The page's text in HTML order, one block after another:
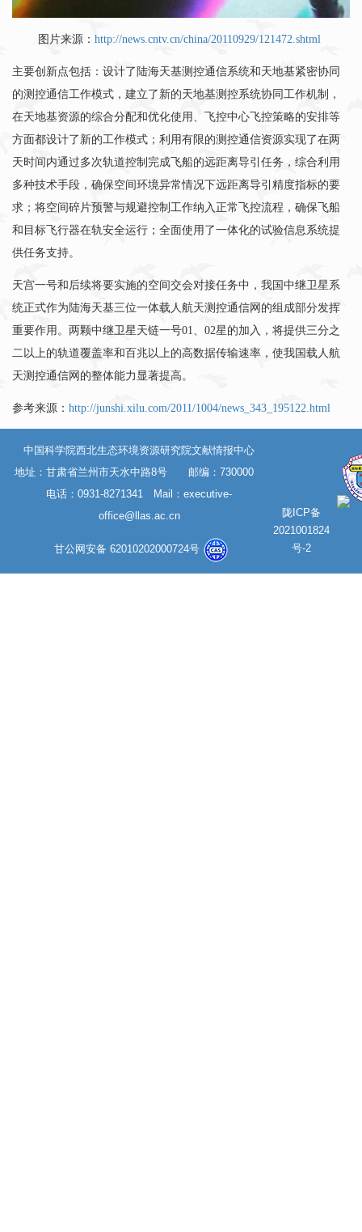
图片来源： http://news.cntv.cn/china/20110929/121472.shtml
主要创新点包括：设计了陆海天基测控通信系统和天地基紧密协同
的测控通信工作模式，建立了新的天地基测控系统协同工作机制，
在天地基资源的综合分配和优化使用、飞控中心飞控策略的安排等
方面都设计了新的工作模式；利用有限的测控通信资源实现了在两
天时间内通过多次轨道控制完成飞船的远距离导引任务，综合利用
多种技术手段，确保空间环境异常情况下远距离导引精度指标的要
求；将空间碎片预警与规避控制工作纳入正常飞控流程，确保飞船
和目标飞行器在轨安全运行；全面使用了一体化的试验信息系统提
供任务支持。
天宫一号和后续将要实施的空间交会对接任务中，我国中继卫星系
统正式作为陆海天基三位一体载人航天测控通信网的组成部分发挥
重要作用。两颗中继卫星天链一号01、02星的加入，将提供三分之
二以上的轨道覆盖率和百兆以上的高数据传输速率，使我国载人航
天测控通信网的整体能力显著提高。
参考来源： http://junshi.xilu.com/2011/1004/news_343_195122.html
中国科学院西北生态环境资源研究院文献情报中心
地址：甘肃省兰州市天水中路8号 邮编：730000
电话：0931-8271341 Mail： executive-
office@llas.ac.cn
甘公网安备 62010202000724号
陇ICP备
2021001824
号-2